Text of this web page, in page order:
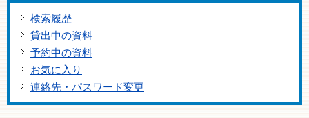
検索履歴
貸出中の資料
予約中の資料
お気に入り
連絡先・パスワード変更